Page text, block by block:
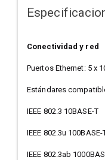
Conectividad y red
Puertos Ethernet: 5 x
Estándares
IEEE 802.3 10BASE-T
IEEE 802.3u 100BASE-
IEEE 802.3ab